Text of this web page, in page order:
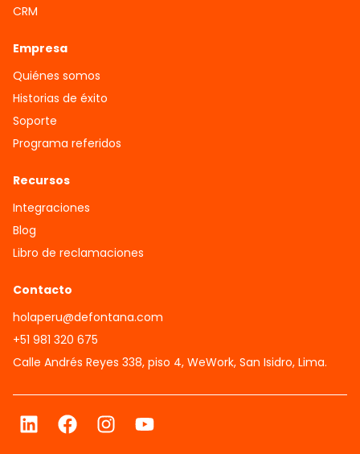
CRM
Empresa
Quiénes somos
Historias de éxito
Soporte
Programa referidos
Recursos
Integraciones
Blog
Libro de reclamaciones
Contacto
holaperu@defontana.com
+51 981 320 675
Calle Andrés Reyes 338, piso 4, WeWork, San Isidro, Lima.